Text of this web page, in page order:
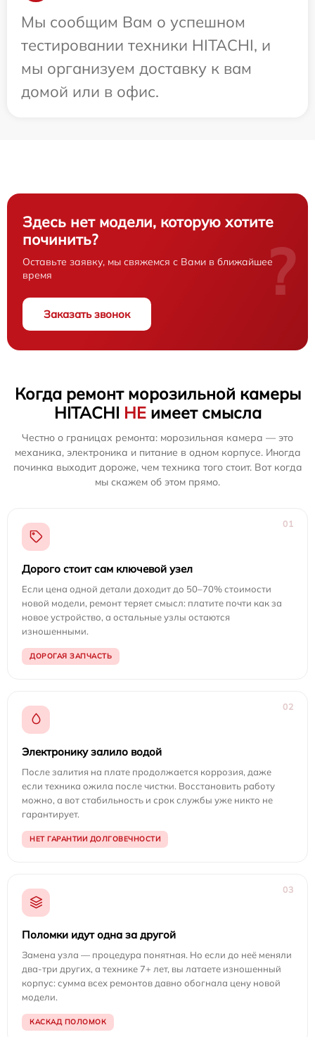
Мы сообщим Вам о успешном
тестировании техники HITACHI, и
мы организуем доставку к вам
домой или в офис.
Здесь нет модели, которую хотите
починить?
Оставьте заявку, мы свяжемся с Вами в ближайшее
время
Заказать звонок
?
Когда ремонт морозильной камеры
HITACHI НЕимеет смысла
Честно о границах ремонта: морозильная камера — это
механика, электроника и питание в одном корпусе. Иногда
починка выходит дороже, чем техника того стоит. Вот когда
мы скажем об этом прямо.
01
Дорого стоит сам ключевой узел
Если цена одной детали доходит до 50–70% стоимости
новой модели, ремонт теряет смысл: платите почти как за
новое устройство, а остальные узлы остаются
изношенными.
ДОРОГАЯ ЗАПЧАСТЬ
02
Электронику залило водой
После залития на плате продолжается коррозия, даже
если техника ожила после чистки. Восстановить работу
можно, а вот стабильность и срок службы уже никто не
гарантирует.
НЕТ ГАРАНТИИ ДОЛГОВЕЧНОСТИ
03
Поломки идут одна за другой
Замена узла — процедура понятная. Но если до неё меняли
два-три других, а технике 7+ лет, вы латаете изношенный
корпус: сумма всех ремонтов давно обогнала цену новой
модели.
КАСКАД ПОЛОМОК